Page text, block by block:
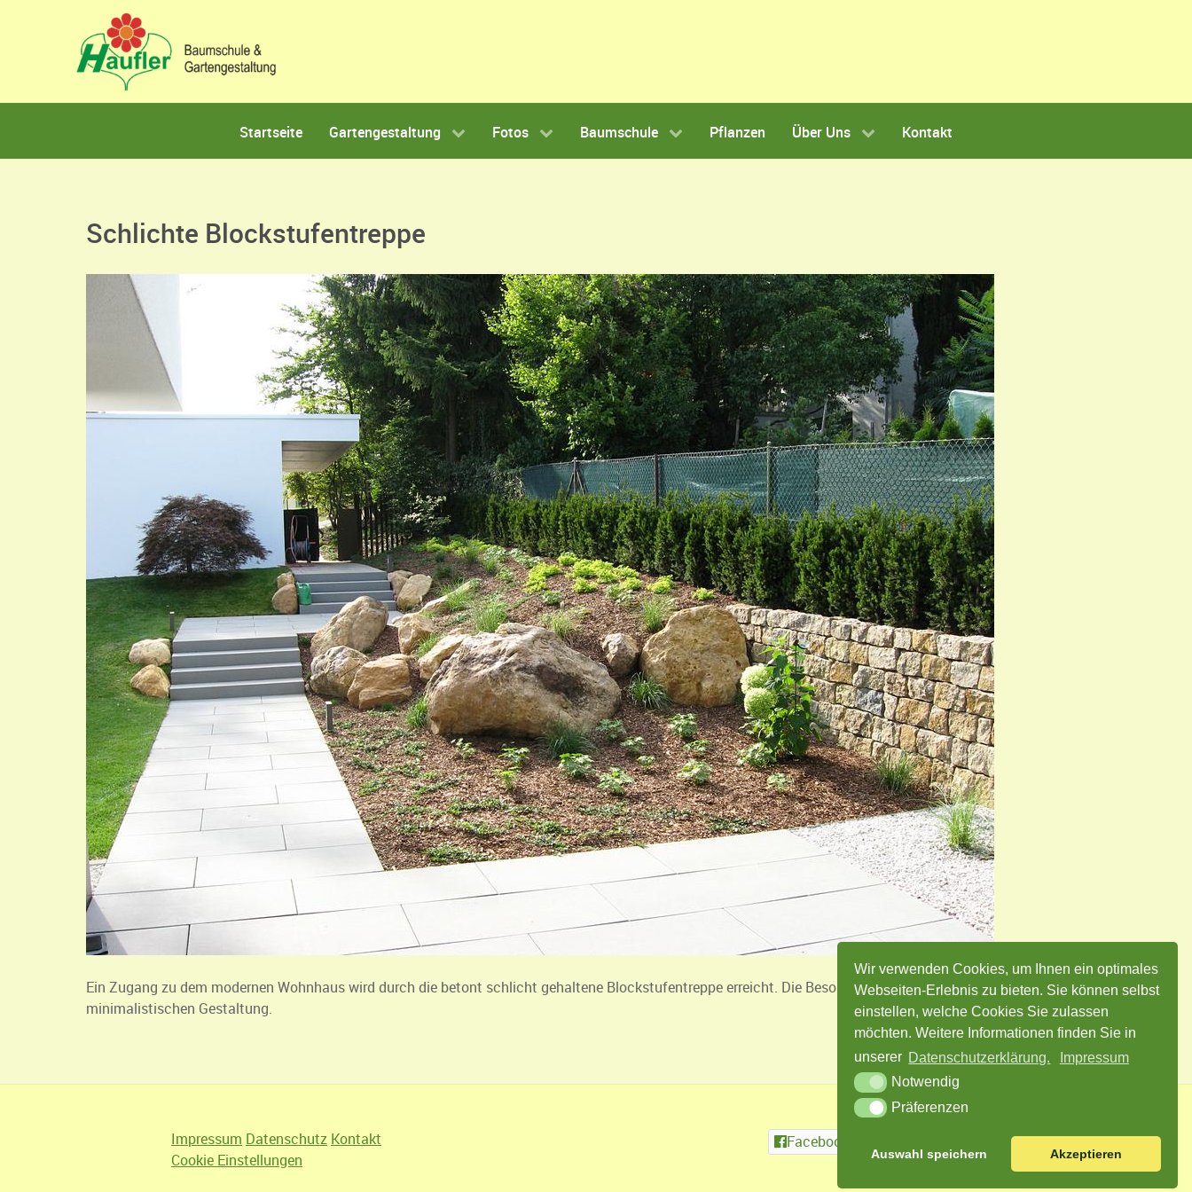
Wir verwenden Cookies, um Ihnen ein optimales
Webseiten-Erlebnis zu bieten. Sie können selbst
einstellen, welche Cookies Sie zulassen
möchten. Weitere Informationen finden Sie in
unserer Datenschutzerklärung.
Impressum
Notwendig
Präferenzen
Auswahl speichern Akzeptieren
Startseite Gartengestaltung Fotos Baumschule Pflanzen Über Uns Kontakt
Schlichte Blockstufentreppe
Ein Zugang zu dem modernen Wohnhaus wird durch die betont schlicht gehaltene Blockstufentreppe erreicht. Die Besonderheit liegt dabei in der
minimalistischen Gestaltung.
Impressum Datenschutz Kontakt
Cookie Einstellungen
Facebook Instagram